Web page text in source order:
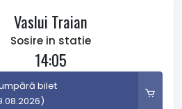
Vaslui Traian
Sosire in statie
14:05
bilet